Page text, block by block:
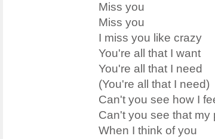
Miss you
Miss you
I miss you like crazy
You're all that I want
You're all that I need
(You're all that I need)
Can't you see how I
Can't you see that my
When I think of you